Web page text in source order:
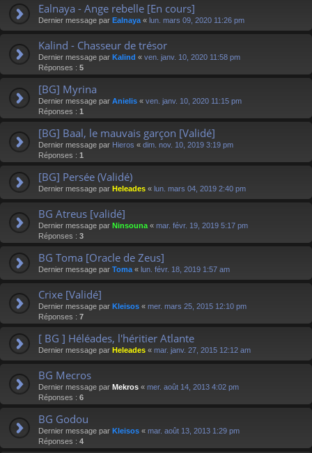
Ealnaya - Ange rebelle [En cours]
Dernier message par Ealnaya « lun. mars 09, 2020 11:26 pm
Kalind - Chasseur de trésor
Dernier message par Kalind « ven. janv. 10, 2020 11:58 pm
Réponses : 5
[BG] Myrina
Dernier message par Anielis « ven. janv. 10, 2020 11:15 pm
Réponses : 1
[BG] Baal, le mauvais garçon [Validé]
Dernier message par Hieros « dim. nov. 10, 2019 3:19 pm
Réponses : 1
[BG] Persée (Validé)
Dernier message par Heleades « lun. mars 04, 2019 2:40 pm
BG Atreus [validé]
Dernier message par Ninsouna « mar. févr. 19, 2019 5:17 pm
Réponses : 3
BG Toma [Oracle de Zeus]
Dernier message par Toma « lun. févr. 18, 2019 1:57 am
Crixe [Validé]
Dernier message par Kleisos « mer. mars 25, 2015 12:10 pm
Réponses : 7
[ BG ] Héléades, l'héritier Atlante
Dernier message par Heleades « mar. janv. 27, 2015 12:12 am
BG Mecros
Dernier message par Mekros « mer. août 14, 2013 4:02 pm
Réponses : 6
BG Godou
Dernier message par Kleisos « mar. août 13, 2013 1:29 pm
Réponses : 4